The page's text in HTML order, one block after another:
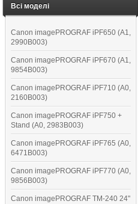
Всі моделі
Canon imagePROGRAF iPF650 (A1,
2990B003)
Canon imagePROGRAF iPF670 (A1,
9854B003)
Canon imagePROGRAF iPF710 (A0,
2160B003)
Canon imagePROGRAF iPF750 +
Stand (A0, 2983B003)
Canon imagePROGRAF iPF765 (A0,
6471B003)
Canon imagePROGRAF iPF770 (A0,
9856B003)
Canon imagePROGRAF TM-240 24"